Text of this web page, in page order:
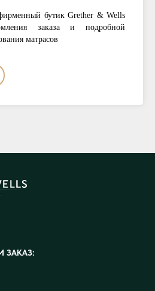
бутик Grether & Wells
заказа и подробной
матрасов
ЗАКАЗ: